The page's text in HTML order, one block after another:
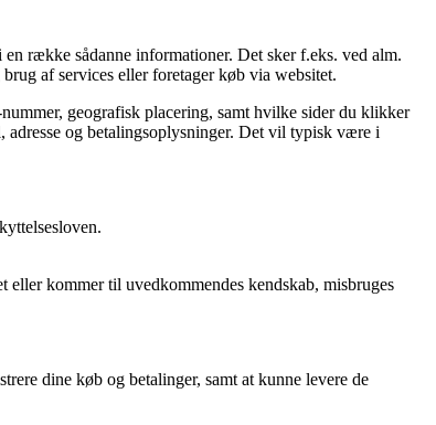
række sådanne informationer. Det sker f.eks. ved alm.
af services eller foretager køb via websitet.
geografisk placering, samt hvilke sider du klikker
adresse og betalingsoplysninger. Det vil typisk være i
kommer til uvedkommendes kendskab, misbruges
dine køb og betalinger, samt at kunne levere de